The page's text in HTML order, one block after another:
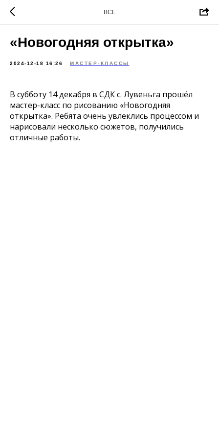
ВСЕ
«Новогодняя открытка»
2024-12-18 16:26 МАСТЕР-КЛАССЫ
В субботу 14 декабря в СДК с. Лувеньга прошёл
мастер-класс по рисованию «Новогодняя
открытка». Ребята очень увлеклись процессом и
нарисовали несколько сюжетов, получились
отличные работы.